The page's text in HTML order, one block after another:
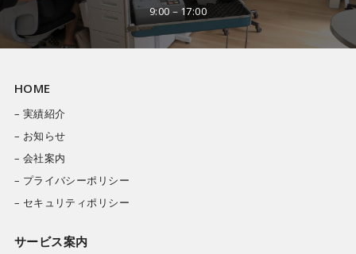
9:00－17:00
HOME
– 実績紹介
– お知らせ
– 会社案内
– プライバシーポリシー
– セキュリティポリシー
サービス案内